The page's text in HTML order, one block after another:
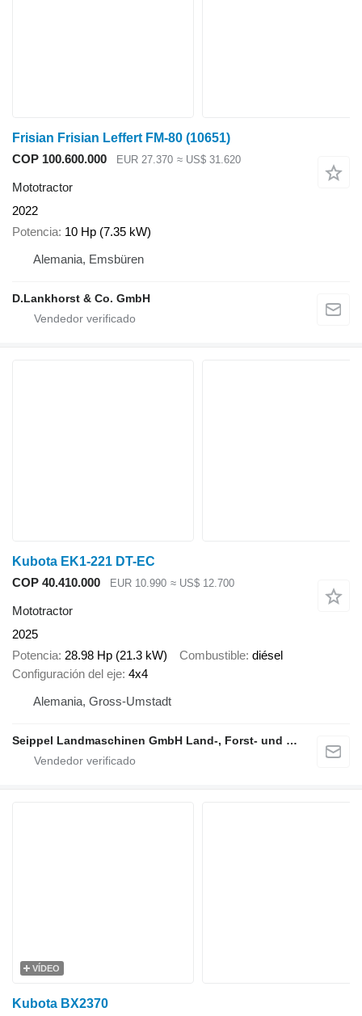
Frisian Frisian Leffert FM-80 (10651)
COP 100.600.000
EUR 27.370 ≈ US$ 31.620
Mototractor
2022
Potencia 10 Hp (7.35 kW)
Alemania, Emsbüren
D.Lankhorst & Co. GmbH
Kubota EK1-221 DT-EC
COP 40.410.000
EUR 10.990 ≈ US$ 12.700
Mototractor
2025
Potencia 28.98 Hp (21.3 kW) Combustible diésel
Configuración del eje 4x4
Alemania, Gross-Umstadt
Seippel Landmaschinen GmbH Land-, Forst- und Gartentechnik
VÍDEO
Kubota BX2370